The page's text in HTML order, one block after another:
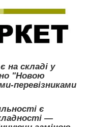
на складі у
"Новою
перевізниками
є
―